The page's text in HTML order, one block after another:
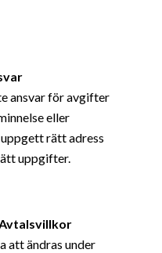
ansvar för avgifter
eller
rätt adress
uppgifter.
att ändras under